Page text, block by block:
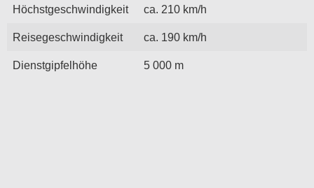
Höchstgeschwindigkeit ca. 210 km/h
Reisegeschwindigkeit ca. 190 km/h
Dienstgipfelhöhe 5 000 m